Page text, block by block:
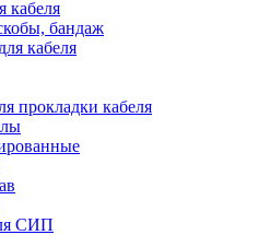
кабеля
бандаж
кабеля
прокладки кабеля
СИП